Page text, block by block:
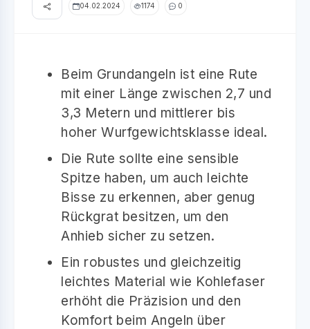
04.02.2024 1174 0
Beim Grundangeln ist eine Rute
mit einer Länge zwischen 2,7 und
3,3 Metern und mittlerer bis
hoher Wurfgewichtsklasse ideal.
Die Rute sollte eine sensible
Spitze haben, um auch leichte
Bisse zu erkennen, aber genug
Rückgrat besitzen, um den
Anhieb sicher zu setzen.
Ein robustes und gleichzeitig
leichtes Material wie Kohlefaser
erhöht die Präzision und den
Komfort beim Angeln über